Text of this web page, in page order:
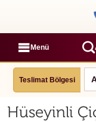
Menü
Teslimat Bölgesi
Hüseyinli